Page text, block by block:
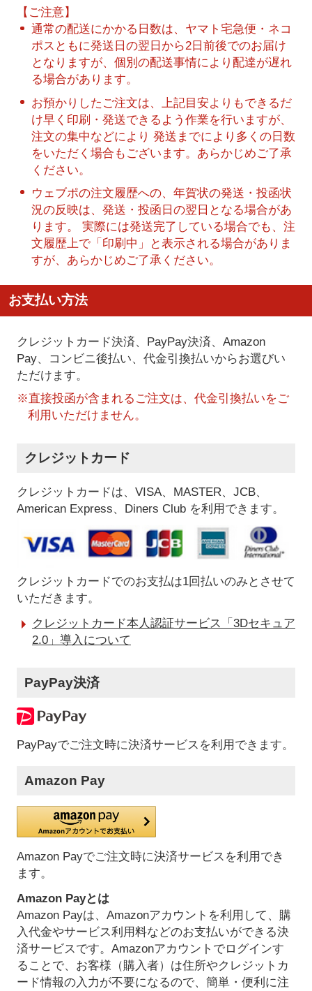
【ご注意】
通常の配送にかかる日数は、ヤマト宅急便・ネコ
ポスともに発送日の翌日から2日前後でのお届け
となりますが、個別の配送事情により配達が遅れ
る場合があります。
お預かりしたご注文は、上記目安よりもできるだ
け早く印刷・発送できるよう作業を行いますが、
注文の集中などにより 発送までにより多くの日数
をいただく場合もございます。あらかじめご了承
ください。
ウェブポの注文履歴への、年賀状の発送・投函状
況の反映は、発送・投函日の翌日となる場合があ
ります。 実際には発送完了している場合でも、注
文履歴上で「印刷中」と表示される場合がありま
すが、あらかじめご了承ください。
お支払い方法
クレジットカード決済、PayPay決済、Amazon
Pay、コンビニ後払い、代金引換払いからお選びい
ただけます。
※直接投函が含まれるご注文は、代金引換払いをご
利用いただけません。
クレジットカード
クレジットカードは、VISA、MASTER、JCB、
American Express、Diners Club を利用できます。
クレジットカードでのお支払は1回払いのみとさせて
いただきます。
クレジットカード本人認証サービス「3Dセキュア
2.0」導入について
PayPay決済
PayPayでご注文時に決済サービスを利用できます。
Amazon Pay
Amazon Payでご注文時に決済サービスを利用でき
ます。
Amazon Payとは
Amazon Payは、Amazonアカウントを利用して、購
入代金やサービス利用料などのお支払いができる決
済サービスです。Amazonアカウントでログインす
ることで、お客様（購入者）は住所やクレジットカ
ード情報の入力が不要になるので、簡単・便利に注